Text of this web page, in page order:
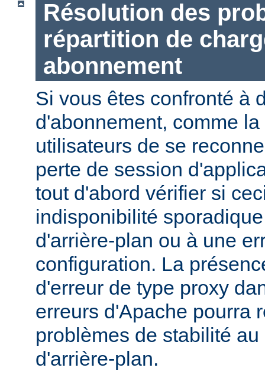
Résolution des
répartition de
abonnement
Si vous êtes confronté à
d'abonnement, comme
utilisateurs de se
perte de session
tout d'abord vérifier si
indisponibilité
d'arrière-plan ou à une
configuration. La
d'erreur de type proxy
erreurs d'Apache pourra
problèmes de stabilité
d'arrière-plan.